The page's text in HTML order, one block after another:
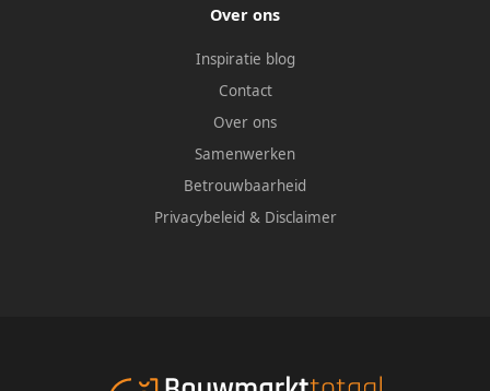
Over ons
Inspiratie blog
Contact
Over ons
Samenwerken
Betrouwbaarheid
Privacybeleid & Disclaimer